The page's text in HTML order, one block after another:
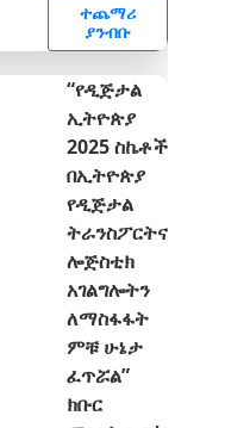
ተጨማሪ
ያንብቡ
“የዲጅታል
ኢትዮጵያ
2025 ስኬቶች
በኢትዮጵያ
የዲጅታል
ትራንስፖርትና
ሎጅስቲክ
አገልግሎትን
ለማስፋፋት
ምቹ ሁኔታ
ፈጥሯል”
ክቡር